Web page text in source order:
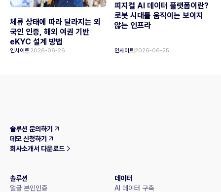
체류 상태에 따라 달라지는 외
국인 인증, 해외 여권 기반
eKYC 설계 방법
인사이트 2026-06-26
피지컬 AI 데이터 플랫폼이란?
로봇 시대를 움직이는 보이지
않는 인프라
인사이트 2026-06-25
솔루션 문의하기
데모 신청하기
회사소개서 다운로드
솔루션
얼굴 본인인증
데이터
AI 데이터 구축